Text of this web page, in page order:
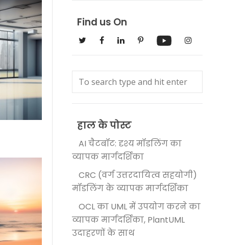
Find us On
हाल के पोस्ट
AI चैटबॉट: दृश्य मॉडलिंग का
व्यापक मार्गदर्शिका
CRC (वर्ग उत्तरदायित्व सहयोगी)
मॉडलिंग के व्यापक मार्गदर्शिका
OCL का UML में उपयोग करने का
व्यापक मार्गदर्शिका, PlantUML
उदाहरणों के साथ